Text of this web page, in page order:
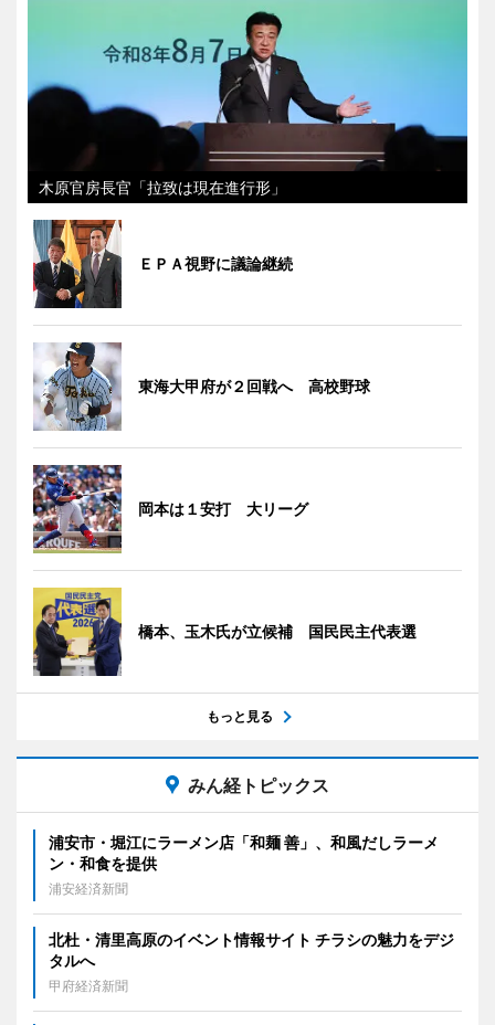
木原官房長官「拉致は現在進行形」
ＥＰＡ視野に議論継続
東海大甲府が２回戦へ 高校野球
岡本は１安打 大リーグ
橋本、玉木氏が立候補 国民民主代表選
もっと見る
みん経トピックス
浦安市・堀江にラーメン店「和麺 善」、和風だしラーメ
ン・和食を提供
浦安経済新聞
北杜・清里高原のイベント情報サイト チラシの魅力をデジ
タルへ
甲府経済新聞